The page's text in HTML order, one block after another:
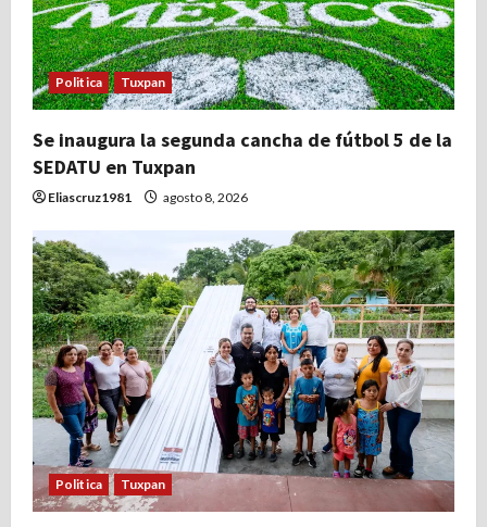
Politica Tuxpan
Se inaugura la segunda cancha de fútbol 5 de la
SEDATU en Tuxpan
Eliascruz1981 agosto 8, 2026
Politica Tuxpan